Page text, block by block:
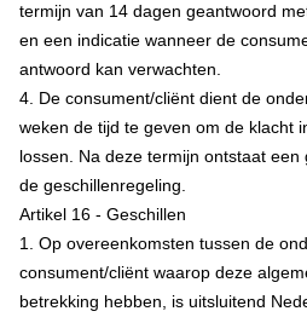
termijn van 14 dagen geantwoord
en een indicatie wanneer de
antwoord kan verwachten.
4. De consument/cliënt dient de
weken de tijd te geven om de klacht
lossen. Na deze termijn ontstaat
de geschillenregeling.
Artikel 16 - Geschillen
1. Op overeenkomsten tussen de
consument/cliënt waarop deze
betrekking hebben, is uitsluitend